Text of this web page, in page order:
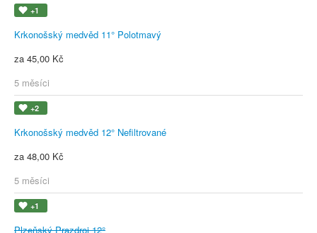
+1
Krkonošský medvěd 11° Polotmavý
za 45,00 Kč
5 měsíci
+2
Krkonošský medvěd 12° Nefiltrované
za 48,00 Kč
5 měsíci
+1
Plzeňský Prazdroj 12°